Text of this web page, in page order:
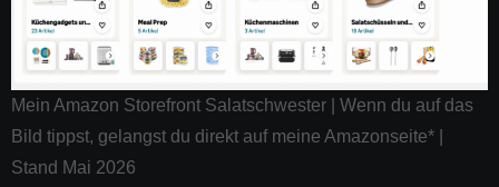
Mein Amazon Storefront Salatschwester | Wenn du auf das
Bild tippst, gelangst du direkt auf meine Amazonseite* |
Stand Mai 2026